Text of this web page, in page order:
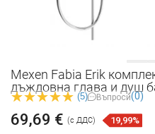
Mexen Fabia Erik
дъждовна глава и душ
(5) Въпроси(0)
69,69 € (с ДДС) 19,99%